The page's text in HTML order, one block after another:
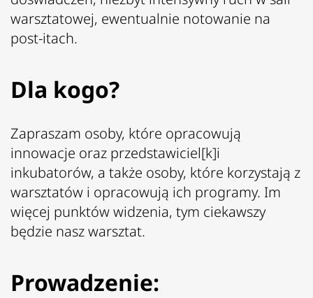
warsztatowej, ewentualnie notowanie na
post-itach.
Dla kogo?
Zapraszam osoby, które opracowują
innowacje oraz przedstawiciel[k]i
inkubatorów, a także osoby, które korzystają z
warsztatów i opracowują ich programy. Im
więcej punktów widzenia, tym ciekawszy
będzie nasz warsztat.
Prowadzenie: